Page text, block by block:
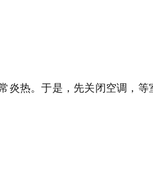
热。于是，先关闭空调，等